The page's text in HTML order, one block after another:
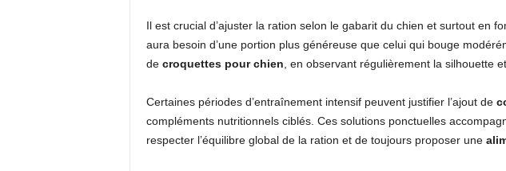
Il est crucial d’ajuster la ration selon le gabarit du chien et surtout en
aura besoin d’une portion plus généreuse que celui qui bouge
de croquettes pour chien , en observant régulièrement la silhouette
Certaines périodes d’entraînement intensif peuvent justifier l’ajout de
compléments nutritionnels ciblés. Ces solutions ponctuelles
respecter l’équilibre global de la ration et de toujours proposer une